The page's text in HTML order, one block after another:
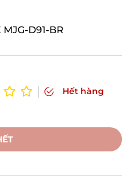
D91-BR
Hết hàng